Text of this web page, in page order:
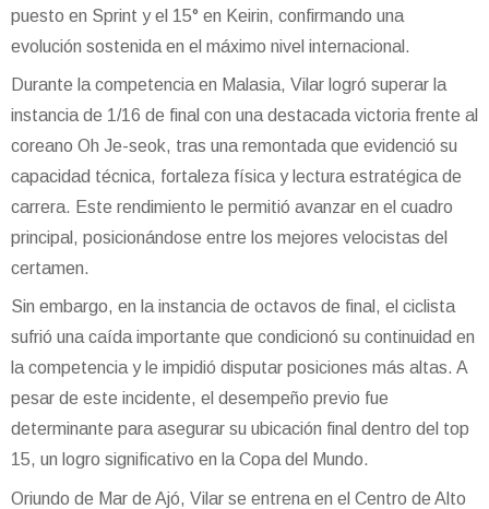
puesto en Sprint y el 15° en Keirin, confirmando una
evolución sostenida en el máximo nivel internacional.
Durante la competencia en Malasia, Vilar logró superar la
instancia de 1/16 de final con una destacada victoria frente al
coreano Oh Je-seok, tras una remontada que evidenció su
capacidad técnica, fortaleza física y lectura estratégica de
carrera. Este rendimiento le permitió avanzar en el cuadro
principal, posicionándose entre los mejores velocistas del
certamen.
Sin embargo, en la instancia de octavos de final, el ciclista
sufrió una caída importante que condicionó su continuidad en
la competencia y le impidió disputar posiciones más altas. A
pesar de este incidente, el desempeño previo fue
determinante para asegurar su ubicación final dentro del top
15, un logro significativo en la Copa del Mundo.
Oriundo de Mar de Ajó, Vilar se entrena en el Centro de Alto